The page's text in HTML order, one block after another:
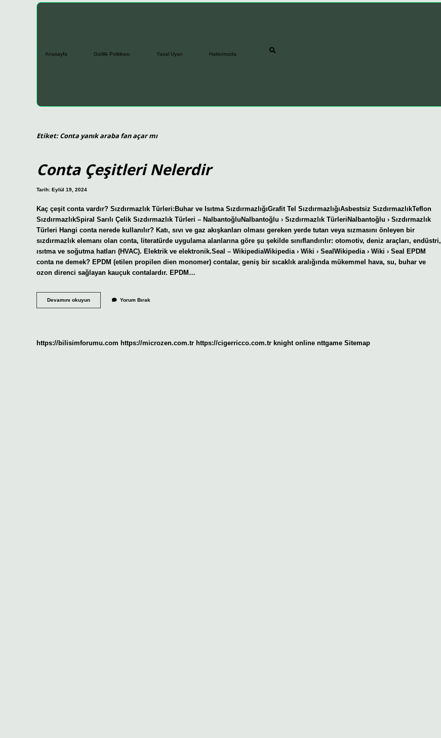
Anasayfa Gizlilik Politikası Yasal Uyarı Hakkımızda
Etiket:Conta yanık araba fan açar mı
Conta Çeşitleri Nelerdir
Tarih: Eylül 19, 2024
Kaç çeşit conta vardır? Sızdırmazlık Türleri:Buhar ve Isıtma SızdırmazlığıGrafit Tel SızdırmazlığıAsbestsiz SızdırmazlıkTeflon
SızdırmazlıkSpiral Sarılı Çelik Sızdırmazlık Türleri – NalbantoğluNalbantoğlu › Sızdırmazlık TürleriNalbantoğlu › Sızdırmazlık
Türleri Hangi conta nerede kullanılır? Katı, sıvı ve gaz akışkanları olması gereken yerde tutan veya sızmasını önleyen bir
sızdırmazlık elemanı olan conta, literatürde uygulama alanlarına göre şu şekilde sınıflandırılır: otomotiv, deniz araçları, endüstri,
ısıtma ve soğutma hatları (HVAC). Elektrik ve elektronik.Seal – WikipediaWikipedia › Wiki › SealWikipedia › Wiki › Seal EPDM
conta ne demek? EPDM (etilen propilen dien monomer) contalar, geniş bir sıcaklık aralığında mükemmel hava, su, buhar ve
ozon direnci sağlayan kauçuk contalardır. EPDM…
Devamını okuyunConta
Çeşitleri
Yorum Bırak
https://bilisimforumu.com https://microzen.com.tr https://cigerricco.com.tr knight online nttgame Sitemap